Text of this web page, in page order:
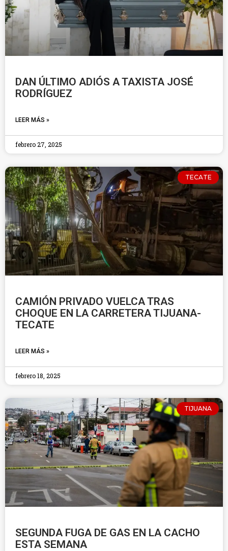
DAN ÚLTIMO ADIÓS A TAXISTA JOSÉ
RODRÍGUEZ
LEER MÁS »
febrero 27, 2025
TECATE
CAMIÓN PRIVADO VUELCA TRAS
CHOQUE EN LA CARRETERA TIJUANA-
TECATE
LEER MÁS »
febrero 18, 2025
TIJUANA
SEGUNDA FUGA DE GAS EN LA CACHO
ESTA SEMANA